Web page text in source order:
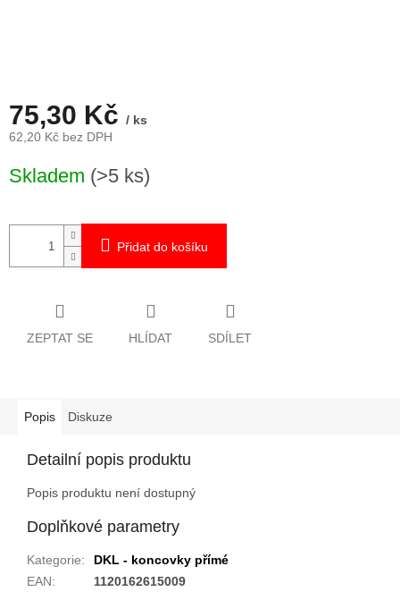
75,30 Kč / ks
62,20 Kč bez DPH
cena:
Skladem (>5 ks)
Přidat do košíku
ZEPTAT SE HLÍDAT SDÍLET
Popis Diskuze
Detailní popis produktu
Popis produktu není dostupný
Doplňkové parametry
Kategorie:
DKL - koncovky přímé
EAN: 1120162615009